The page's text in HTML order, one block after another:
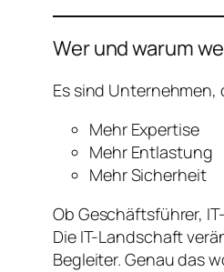
Wer und warum
Es sind
Mehr Expertise
Mehr Entlastung
Mehr Sicherheit
Ob Geschäftsführer,
Die IT-Landschaft
Begleiter. Genau das